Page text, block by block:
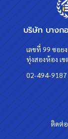
บริษัท บางก
เลขที่ 99 ซอย
ทุ่งสองห้อง เ
02-494-9187
ติดต่